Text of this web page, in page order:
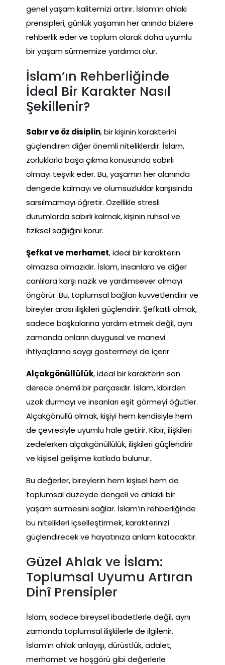
genel yaşam kalitemizi artırır. İslam’ın ahlaki
prensipleri, günlük yaşamın her anında bizlere
rehberlik eder ve toplum olarak daha uyumlu
bir yaşam sürmemize yardımcı olur.
İslam’ın Rehberliğinde
İdeal Bir Karakter Nasıl
Şekillenir?
Sabır ve öz disiplin, bir kişinin karakterini
güçlendiren diğer önemli niteliklerdir. İslam,
zorluklarla başa çıkma konusunda sabırlı
olmayı teşvik eder. Bu, yaşamın her alanında
dengede kalmayı ve olumsuzluklar karşısında
sarsılmamayı öğretir. Özellikle stresli
durumlarda sabırlı kalmak, kişinin ruhsal ve
fiziksel sağlığını korur.
Şefkat ve merhamet, ideal bir karakterin
olmazsa olmazıdır. İslam, insanlara ve diğer
canlılara karşı nazik ve yardımsever olmayı
öngörür. Bu, toplumsal bağları kuvvetlendirir ve
bireyler arası ilişkileri güçlendirir. Şefkatli olmak,
sadece başkalarına yardım etmek değil, aynı
zamanda onların duygusal ve manevi
ihtiyaçlarına saygı göstermeyi de içerir.
Alçakgönüllülük, ideal bir karakterin son
derece önemli bir parçasıdır. İslam, kibirden
uzak durmayı ve insanları eşit görmeyi öğütler.
Alçakgönüllü olmak, kişiyi hem kendisiyle hem
de çevresiyle uyumlu hale getirir. Kibir, ilişkileri
zedelerken alçakgönüllülük, ilişkileri güçlendirir
ve kişisel gelişime katkıda bulunur.
Bu değerler, bireylerin hem kişisel hem de
toplumsal düzeyde dengeli ve ahlaklı bir
yaşam sürmesini sağlar. İslam’ın rehberliğinde
bu nitelikleri içselleştirmek, karakterinizi
güçlendirecek ve hayatınıza anlam katacaktır.
Güzel Ahlak ve İslam:
Toplumsal Uyumu Artıran
Dinî Prensipler
İslam, sadece bireysel ibadetlerle değil, aynı
zamanda toplumsal ilişkilerle de ilgilenir.
İslam’ın ahlak anlayışı, dürüstlük, adalet,
merhamet ve hoşgörü gibi değerlerle